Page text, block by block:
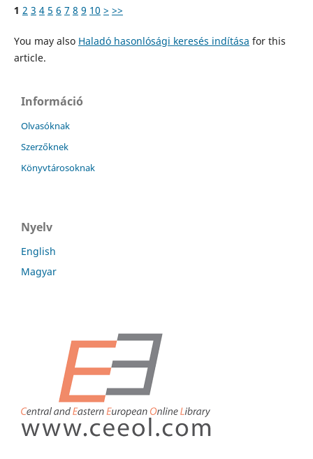
1 2 3 4 5 6 7 8 9 10 > >>
You may also Haladó hasonlósági keresés indítása for this
article.
Információ
Olvasóknak
Szerzőknek
Könyvtárosoknak
Nyelv
English
Magyar